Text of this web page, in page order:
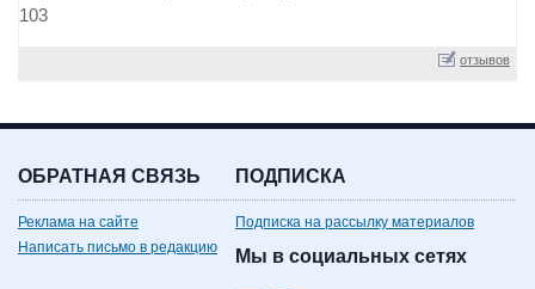
103
отзывов
ОБРАТНАЯ СВЯЗЬ
Реклама на сайте
Написать письмо в редакцию
ПОДПИСКА
Подписка на рассылку материалов
Мы в социальных сетях